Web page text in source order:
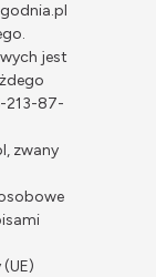
jest
213-87-
zwany